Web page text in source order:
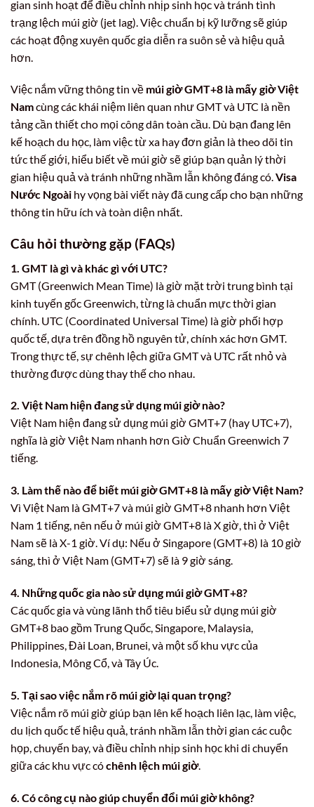
gian sinh hoạt để điều chỉnh nhịp sinh học và tránh tình
trạng lệch múi giờ (jet lag). Việc chuẩn bị kỹ lưỡng sẽ giúp
các hoạt động xuyên quốc gia diễn ra suôn sẻ và hiệu quả
hơn.
Việc nắm vững thông tin về múi giờ GMT+8 là mấy giờ Việt
Namcùng các khái niệm liên quan như GMT và UTC là nền
tảng cần thiết cho mọi công dân toàn cầu. Dù bạn đang lên
kế hoạch du học, làm việc từ xa hay đơn giản là theo dõi tin
tức thế giới, hiểu biết về múi giờ sẽ giúp bạn quản lý thời
gian hiệu quả và tránh những nhầm lẫn không đáng có.Visa
Nước Ngoài hy vọng bài viết này đã cung cấp cho bạn những
thông tin hữu ích và toàn diện nhất.
Câu hỏi thường gặp (FAQs)
1. GMT là gì và khác gì với UTC?
GMT (Greenwich Mean Time) là giờ mặt trời trung bình tại
kinh tuyến gốc Greenwich, từng là chuẩn mực thời gian
chính. UTC (Coordinated Universal Time) là giờ phối hợp
quốc tế, dựa trên đồng hồ nguyên tử, chính xác hơn GMT.
Trong thực tế, sự chênh lệch giữa GMT và UTC rất nhỏ và
thường được dùng thay thế cho nhau.
2. Việt Nam hiện đang sử dụng múi giờ nào?
Việt Nam hiện đang sử dụng múi giờ GMT+7 (hay UTC+7),
nghĩa là giờ Việt Nam nhanh hơn Giờ Chuẩn Greenwich 7
tiếng.
3. Làm thế nào để biết múi giờ GMT+8 là mấy giờ Việt Nam?
Vì Việt Nam là GMT+7 và múi giờ GMT+8 nhanh hơn Việt
Nam 1 tiếng, nên nếu ở múi giờ GMT+8 là X giờ, thì ở Việt
Nam sẽ là X-1 giờ. Ví dụ: Nếu ở Singapore (GMT+8) là 10 giờ
sáng, thì ở Việt Nam (GMT+7) sẽ là 9 giờ sáng.
4. Những quốc gia nào sử dụng múi giờ GMT+8?
Các quốc gia và vùng lãnh thổ tiêu biểu sử dụng múi giờ
GMT+8 bao gồm Trung Quốc, Singapore, Malaysia,
Philippines, Đài Loan, Brunei, và một số khu vực của
Indonesia, Mông Cổ, và Tây Úc.
5. Tại sao việc nắm rõ múi giờ lại quan trọng?
Việc nắm rõ múi giờ giúp bạn lên kế hoạch liên lạc, làm việc,
du lịch quốc tế hiệu quả, tránh nhầm lẫn thời gian các cuộc
họp, chuyến bay, và điều chỉnh nhịp sinh học khi di chuyển
giữa các khu vực cóchênh lệch múi giờ.
6. Có công cụ nào giúp chuyển đổi múi giờ không?